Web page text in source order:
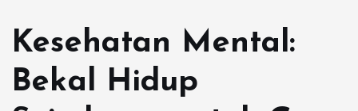
Kesehatan Mental:
Bekal Hidup